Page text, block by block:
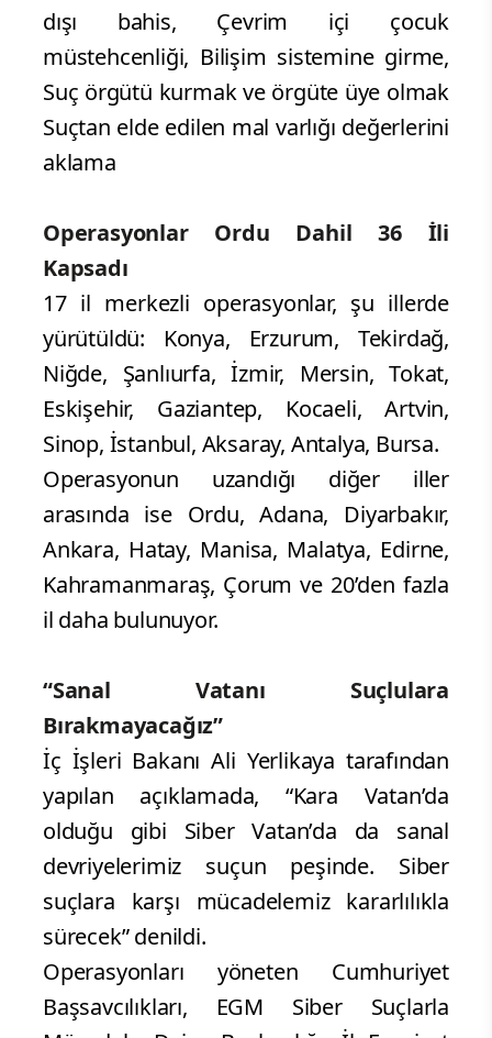
dışı bahis, Çevrim içi çocuk
müstehcenliği, Bilişim sistemine girme,
Suç örgütü kurmak ve örgüte üye olmak
Suçtan elde edilen mal varlığı değerlerini
aklama
Operasyonlar Ordu Dahil 36 İli
Kapsadı
17 il merkezli operasyonlar, şu illerde
yürütüldü: Konya, Erzurum, Tekirdağ,
Niğde, Şanlıurfa, İzmir, Mersin, Tokat,
Eskişehir, Gaziantep, Kocaeli, Artvin,
Sinop, İstanbul, Aksaray, Antalya, Bursa.
Operasyonun uzandığı diğer iller
arasında ise Ordu, Adana, Diyarbakır,
Ankara, Hatay, Manisa, Malatya, Edirne,
Kahramanmaraş, Çorum ve 20’den fazla
il daha bulunuyor.
“Sanal Vatanı Suçlulara
Bırakmayacağız”
İç İşleri Bakanı Ali Yerlikaya tarafından
yapılan açıklamada, “Kara Vatan’da
olduğu gibi Siber Vatan’da da sanal
devriyelerimiz suçun peşinde. Siber
suçlara karşı mücadelemiz kararlılıkla
sürecek” denildi.
Operasyonları yöneten Cumhuriyet
Başsavcılıkları, EGM Siber Suçlarla